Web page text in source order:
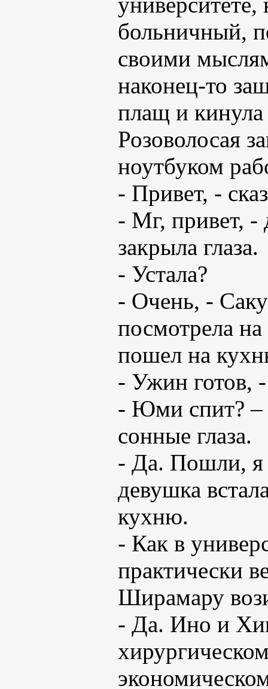
больничный,
своими
наконец-то
плащ и
Розоволосая
ноутбуком
- Привет, -
- Мг, привет, -
закрыла глаза.
- Устала?
- Очень, -
посмотрела
пошел на
- Ужин готов,
- Юми спит? –
сонные глаза.
- Да. Пошли, я
девушка
кухню.
- Как в
практически
Ширамару
- Да. Ино и